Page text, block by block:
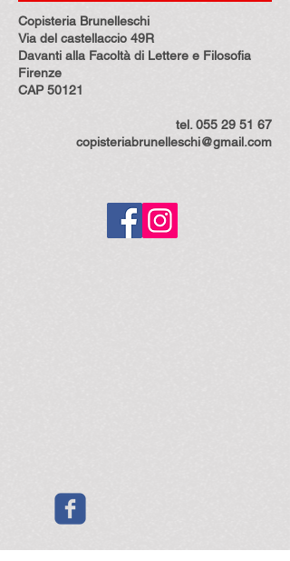
Copisteria Brunelleschi
Via del castellaccio 49R
Davanti alla Facoltà di Lettere e Filosofia
Firenze
CAP 50121
tel. 055 29 51 67
copisteriabrunelleschi@gmail.com